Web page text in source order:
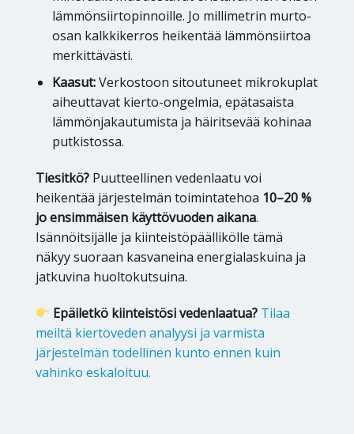
lämmönsiirtopinnoille. Jo millimetrin murto-
osan kalkkikerros heikentää lämmönsiirtoa
merkittävästi.
Kaasut:Verkostoon sitoutuneet mikrokuplat
aiheuttavat kierto-ongelmia, epätasaista
lämmönjakautumista ja häiritsevää kohinaa
putkistossa.
Tiesitkö? Puutteellinen vedenlaatu voi
heikentää järjestelmän toimintatehoa 10–20 %
jo ensimmäisen käyttövuoden aikana.
Isännöitsijälle ja kiinteistöpäällikölle tämä
näkyy suoraan kasvaneina energialaskuina ja
jatkuvina huoltokutsuina.
Epäiletkö kiinteistösi vedenlaatua? Tilaa
meiltä kiertoveden analyysi ja varmista
järjestelmän todellinen kunto ennen kuin
vahinko eskaloituu.